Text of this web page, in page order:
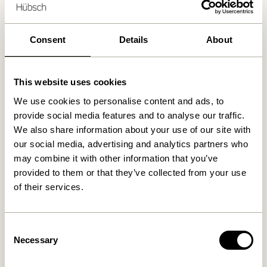
Consent Details About
This website uses cookies
We use cookies to personalise content and ads, to
provide social media features and to analyse our traffic.
We also share information about your use of our site with
our social media, advertising and analytics partners who
may combine it with other information that you’ve
provided to them or that they’ve collected from your use
of their services.
Selection
Necessary
Kostenlose Lieferung über
Ähnliche Produkte
4.999,00kr.